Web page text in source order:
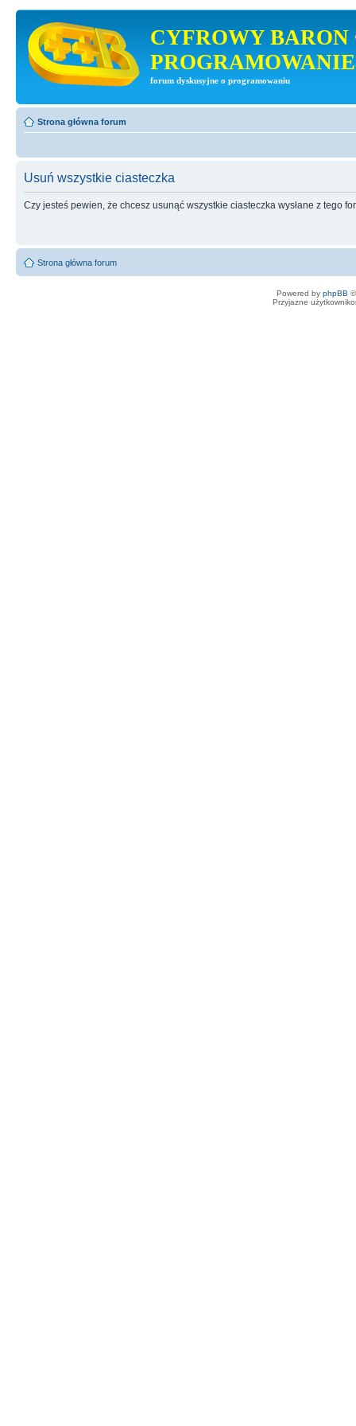
CYFROWY BARON
PROGRAMOWANIE
forum dyskusyjne o programowaniu
Strona główna forum
Usuń wszystkie ciasteczka
Czy jesteś pewien, że chcesz usunąć wszystkie ciasteczka wysłane z tego
Strona główna forum
Powered by phpBB
Przyjazne